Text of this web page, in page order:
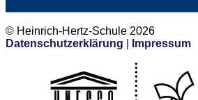
© Heinrich-Hertz-Schule 2026
Datenschutzerklärung
Impressum